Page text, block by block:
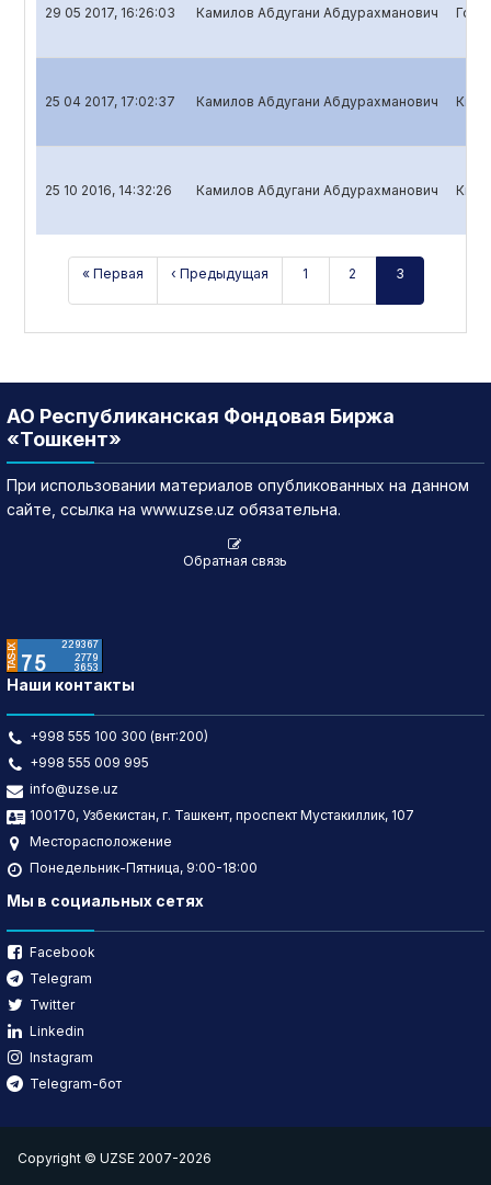
29 05 2017, 16:26:03 Камилов Абдугани Абдурахманович
25 04 2017, 17:02:37 Камилов Абдугани Абдурахманович
25 10 2016, 14:32:26 Камилов Абдугани Абдурахманович
« Первая ‹ Предыдущая 1 2 3
АО Республиканская Фондовая Биржа
«Тошкент»
При использовании материалов опубликованных на данном
сайте, ссылка на www.uzse.uz обязательна.
Обратная связь
Наши контакты
+998 555 100 300 (внт:200)
+998 555 009 995
info@uzse.uz
100170, Узбекистан, г. Ташкент, проспект Мустакиллик, 107
Месторасположение
Понедельник-Пятница, 9:00-18:00
Мы в социальных сетях
Facebook
Telegram
Twitter
Linkedin
Instagram
Telegram-бот
Copyright © UZSE 2007-2026